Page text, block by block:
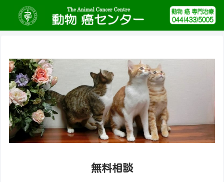
無料相談